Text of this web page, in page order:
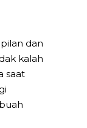
dan
kalah
saat